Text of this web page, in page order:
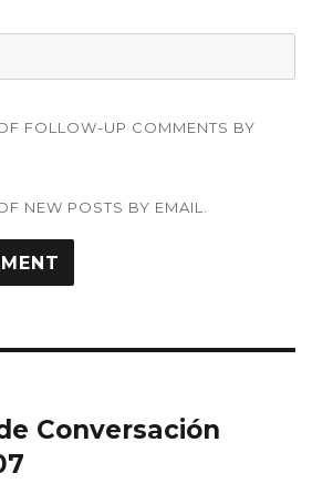
FOLLOW-UP COMMENTS BY
NEW POSTS BY EMAIL.
Conversación